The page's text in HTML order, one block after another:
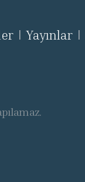
| Yayınlar |